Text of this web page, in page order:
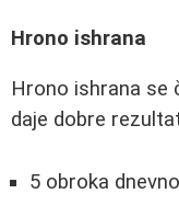
Hrono ishrana
Hrono ishrana se
daje dobre
5 obroka dnevno